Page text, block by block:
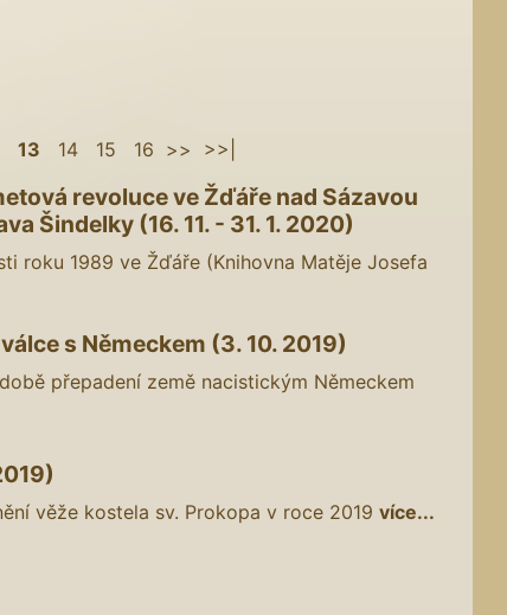
13 14 15 16 >> >>|
revoluce ve Žďáře nad Sázavou
Šindelky (16. 11. - 31. 1. 2020)
roku 1989 ve Žďáře (Knihovna Matěje Josefa
s Německem (3. 10. 2019)
přepadení země nacistickým Německem
věže kostela sv. Prokopa v roce 2019 více...